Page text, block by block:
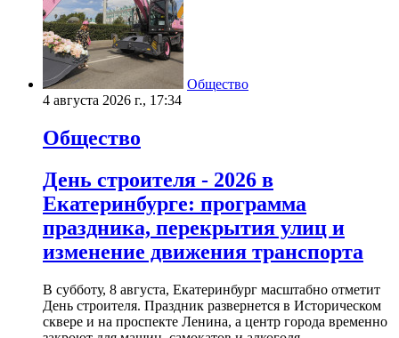
Общество
4 августа 2026 г., 17:34
Общество
День строителя - 2026 в
Екатеринбурге: программа
праздника, перекрытия улиц и
изменение движения транспорта
В субботу, 8 августа, Екатеринбург масштабно отметит
День строителя. Праздник развернется в Историческом
сквере и на проспекте Ленина, а центр города временно